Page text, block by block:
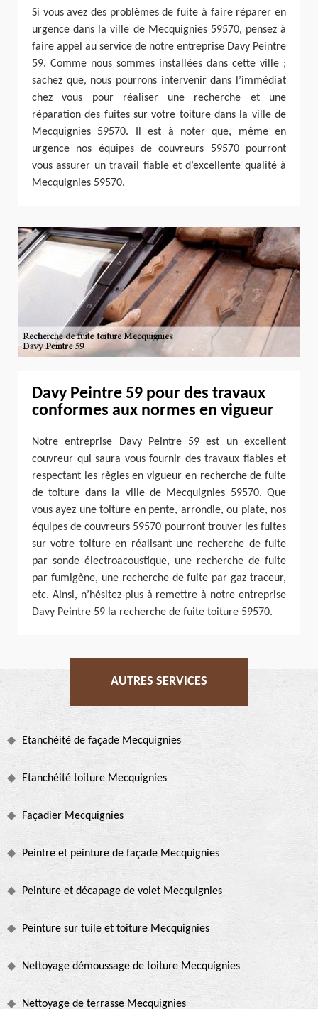
Si vous avez des problèmes de fuite à faire réparer en
urgence dans la ville de Mecquignies 59570, pensez à
faire appel au service de notre entreprise Davy Peintre
59. Comme nous sommes installées dans cette ville ;
sachez que, nous pourrons intervenir dans l’immédiat
chez vous pour réaliser une recherche et une
réparation des fuites sur votre toiture dans la ville de
Mecquignies 59570. Il est à noter que, même en
urgence nos équipes de couvreurs 59570 pourront
vous assurer un travail fiable et d’excellente qualité à
Mecquignies 59570.
Davy Peintre 59 pour des travaux
conformes aux normes en vigueur
Notre entreprise Davy Peintre 59 est un excellent
couvreur qui saura vous fournir des travaux fiables et
respectant les règles en vigueur en recherche de fuite
de toiture dans la ville de Mecquignies 59570. Que
vous ayez une toiture en pente, arrondie, ou plate, nos
équipes de couvreurs 59570 pourront trouver les fuites
sur votre toiture en réalisant une recherche de fuite
par sonde électroacoustique, une recherche de fuite
par fumigène, une recherche de fuite par gaz traceur,
etc. Ainsi, n’hésitez plus à remettre à notre entreprise
Davy Peintre 59 la recherche de fuite toiture 59570.
AUTRES SERVICES
Etanchéité de façade Mecquignies
Etanchéité toiture Mecquignies
Façadier Mecquignies
Peintre et peinture de façade Mecquignies
Peinture et décapage de volet Mecquignies
Peinture sur tuile et toiture Mecquignies
Nettoyage démoussage de toiture Mecquignies
Nettoyage de terrasse Mecquignies